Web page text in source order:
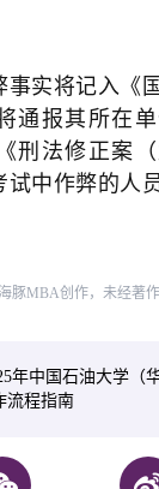
事实将记入《
通报其所在
刑法修正案
试中作弊的人
豚MBA创作，未经著
年中国石油大学（
流程指南